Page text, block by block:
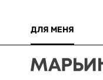
ДЛЯ МЕНЯ